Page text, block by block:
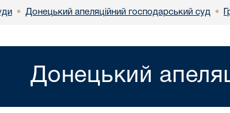
• Донецький апеляційний господарський суд •
Донецький